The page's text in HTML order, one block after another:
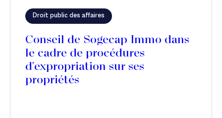
Droit public des affaires
Conseil de Sogecap Immo dans
le cadre de procédures
d'expropriation sur ses
propriétés